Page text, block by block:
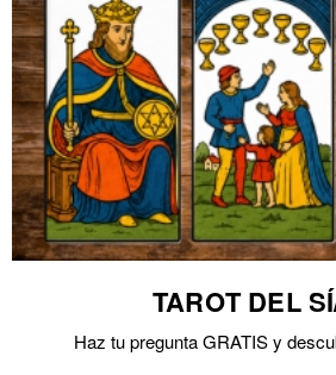
TAROT DEL
Haz tu pregunta GRATIS y